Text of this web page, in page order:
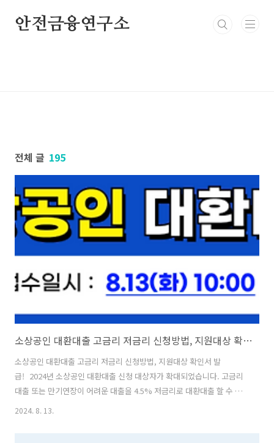
안전금융연구소
전체 글 195
소상공인 대환대출 고금리 저금리 신청방법, 지원대상 확인서 발급까지!
소상공인 대환대출 고금리 저금리 신청방법, 지원대상 확인서 발
급! 2024년 소상공인 대환대출 신청 대상자가 확대되었습니다. 고금리
대출 또는 만기연장이 어려운 대출을 4.5% 저금리로 대환대출 할 수 있
게 되었습니다. 고금리로 어려움을 겪고 있는 소상공인 분들에게 큰 도움
2024. 8. 13.